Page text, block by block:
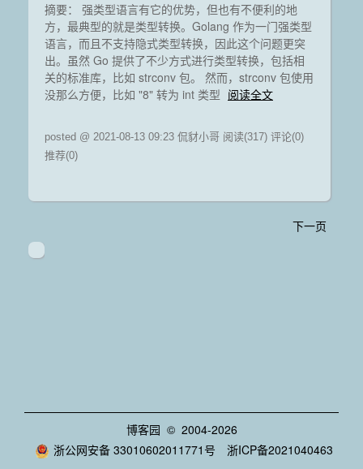
摘要： 强类型语言有它的优势，但也有不便利的地
方，最典型的就是类型转换。Golang 作为一门强类型
语言，而且不支持隐式类型转换，因此这个问题更突
出。虽然 Go 提供了不少方式进行类型转换，包括相
关的标准库，比如 strconv 包。 然而，strconv 包使用
没那么方便，比如 "8" 转为 int 类型 阅读全文
posted @ 2021-08-13 09:23 侃豺小哥 阅读(317) 评论(0)
推荐(0)
下一页
博客园 © 2004-2026
浙公网安备 33010602011771号
浙ICP备2021040463